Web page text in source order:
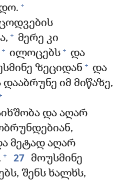
+
+ მერე კი
+ ილოცებს + და
ზეციდან + და
იმ მიწაზე,
და აღარ
მეტად აღარ
+ 27 მოუსმინე
შენს ხალხს,